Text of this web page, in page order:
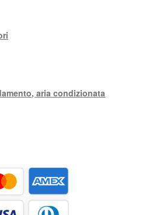
aria condizionata